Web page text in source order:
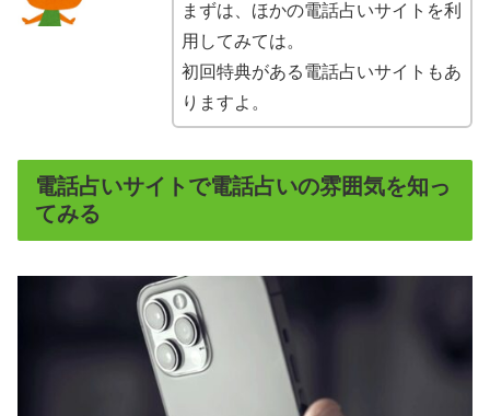
まずは、ほかの電話占いサイトを利
用してみては。
初回特典がある電話占いサイトもあ
りますよ。
電話占いサイトで電話占いの雰囲気を知っ
てみる